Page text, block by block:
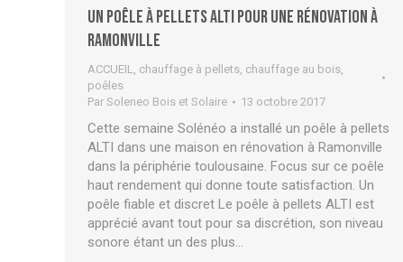
Un poêle à pellets ALTI pour une rénovation à
Ramonville
ACCUEIL chauffage à pellets chauffage au bois
poêles
Par Soleneo Bois et Solaire 13 octobre 2017
Cette semaine Solénéo a installé un poêle à pellets
ALTI dans une maison en rénovation à Ramonville
dans la périphérie toulousaine. Focus sur ce poêle
haut rendement qui donne toute satisfaction. Un
poêle fiable et discret Le poêle à pellets ALTI est
apprécié avant tout pour sa discrétion, son niveau
sonore étant un des plus…